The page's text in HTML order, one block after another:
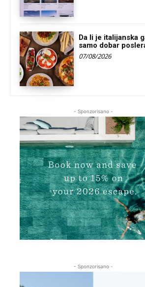
Da li je italijanska
samo dobar
07/08/2026
- Sponzorisano -
- Sponzorisano -